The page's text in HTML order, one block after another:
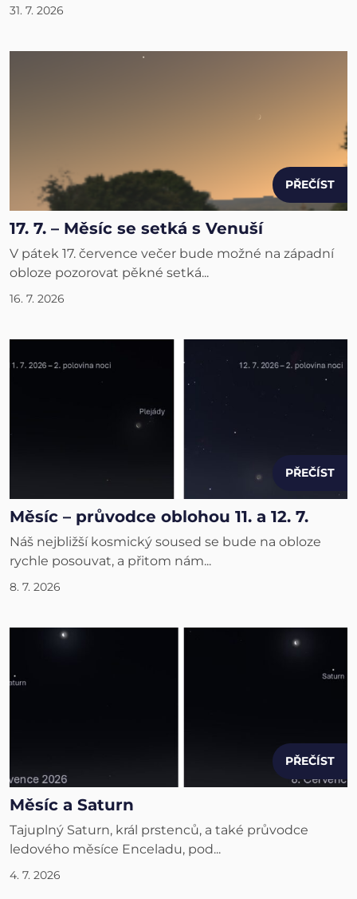
31. 7. 2026
PŘEČÍST
17. 7. – Měsíc se setká s Venuší
V pátek 17. července večer bude možné na západní
obloze pozorovat pěkné setká...
16. 7. 2026
PŘEČÍST
Měsíc – průvodce oblohou 11. a 12. 7.
Náš nejbližší kosmický soused se bude na obloze
rychle posouvat, a přitom nám...
8. 7. 2026
PŘEČÍST
Měsíc a Saturn
Tajuplný Saturn, král prstenců, a také průvodce
ledového měsíce Enceladu, pod...
4. 7. 2026